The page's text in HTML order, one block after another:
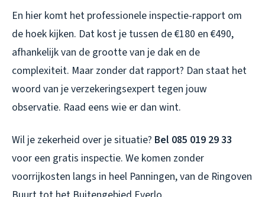
En hier komt het professionele inspectie-rapport om
de hoek kijken. Dat kost je tussen de €180 en €490,
afhankelijk van de grootte van je dak en de
complexiteit. Maar zonder dat rapport? Dan staat het
woord van je verzekeringsexpert tegen jouw
observatie. Raad eens wie er dan wint.
Wil je zekerheid over je situatie? Bel 085 019 29 33
voor een gratis inspectie. We komen zonder
voorrijkosten langs in heel Panningen, van de Ringoven